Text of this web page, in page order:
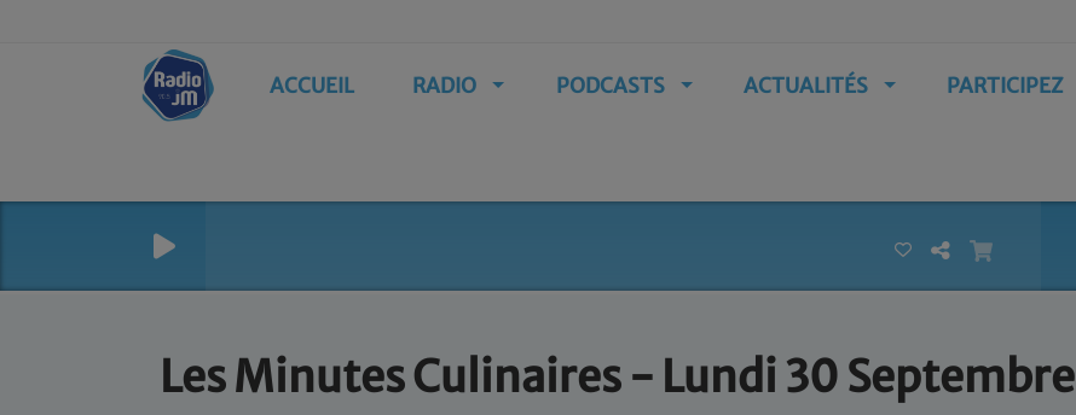
ACCUEIL RADIO PODCASTS ACTUALITÉS PARTICIPEZ
Les Minutes Culinaires - Lundi 30 Septembre